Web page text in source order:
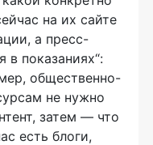
на их сайте
а пресс-
в показаниях“:
общественно-
не нужно
затем — что
есть блоги,